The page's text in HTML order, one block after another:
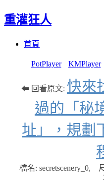
重灌狂人
首頁
PotPlayer KMPlayer
⬅ 回看原文: 快來
過的「秘
址」，規劃
檔名: secretscenery_0,